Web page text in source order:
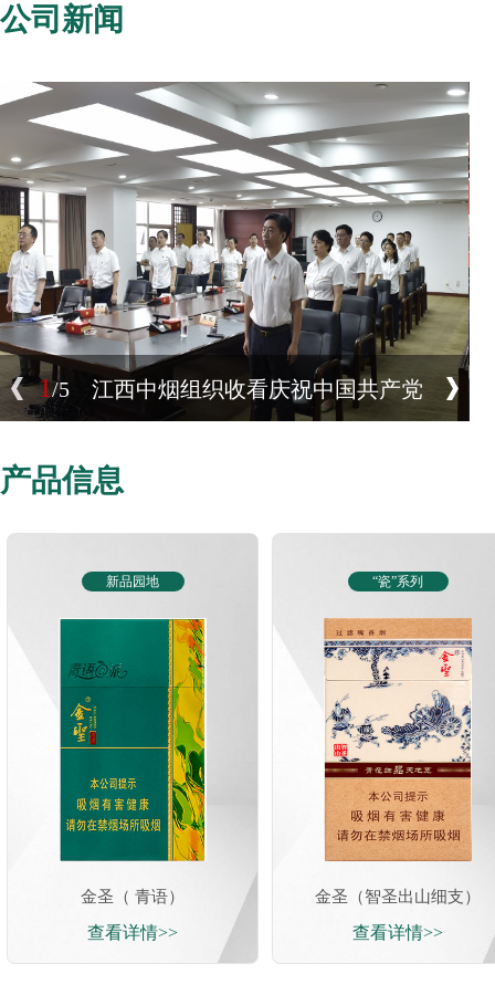
公司新闻
1/5 江西中烟组织收看庆祝中国共产党
江西中烟主要领导为全系统党员干
部宣讲党的二十届四中全会精神
江西中烟举办安全文化建设专题培
训班
/5 江西中烟相关负责人讲授安全生产
公开课
产品信息
新品园地
金圣（ 青语）
查看详情>>
新品园地
金圣（乐神）
查看详情>>
“瓷”系列
金圣（智圣出山细支）
查看详情>>